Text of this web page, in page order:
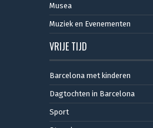
Musea
Muziek en Evenementen
VRIJE TIJD
Barcelona met kinderen
Dagtochten in Barcelona
Sport